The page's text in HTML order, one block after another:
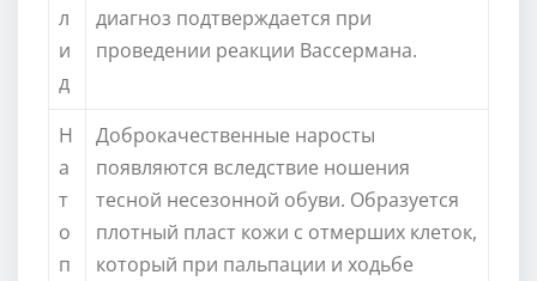
л
и
д
диагноз подтверждается при
проведении реакции Вассермана.
Н
а
т
о
п
Доброкачественные наросты
появляются вследствие ношения
тесной несезонной обуви. Образуется
плотный пласт кожи с отмерших клеток,
который при пальпации и ходьбе